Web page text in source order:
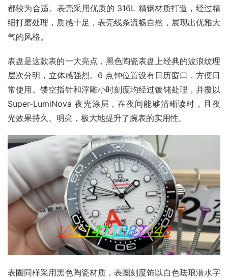
都较为合适。表壳采用优质的 316L 精钢材质打造，经过精
细打磨处理，质感十足，表壳线条流畅自然，展现出优雅大
气的风格。
表盘是这款表的一大亮点，黑色陶瓷表盘上经典的波浪纹理
层次分明，立体感强烈。6 点钟位置设有日历窗口，方便日
常使用。镂空指针和浮雕小时刻度均经过镀铑处理，并覆以
Super-LumiNova 夜光涂层，在夜间能够清晰读时，且夜
光效果持久、明亮，极大地提升了腕表的实用性。
表圈同样采用黑色陶瓷材质，表圈刻度饰以白色珐琅潜水字